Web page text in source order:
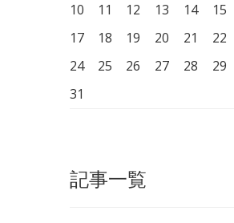
10
11 12 13 14 15
17
18 19 20 21 22
24
25 26 27 28 29
31
記事一覧